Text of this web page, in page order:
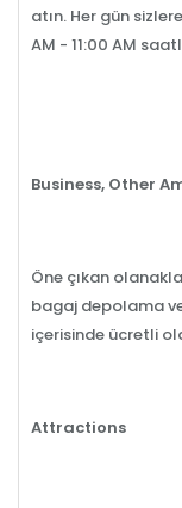
atın. Her gün
AM - 11:00 AM
Business, Other
Öne çıkan
bagaj depolama
içerisinde ücretli
Attractions